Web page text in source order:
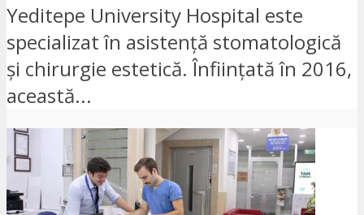
Yeditepe University Hospital este
specializat în asistență stomatologică
și chirurgie estetică. Înființată în 2016,
această...